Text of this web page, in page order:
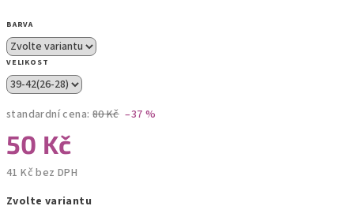
BARVA
VELIKOST
standardní cena: 80 Kč –37 %
50 Kč
41 Kč bez DPH
Zvolte variantu